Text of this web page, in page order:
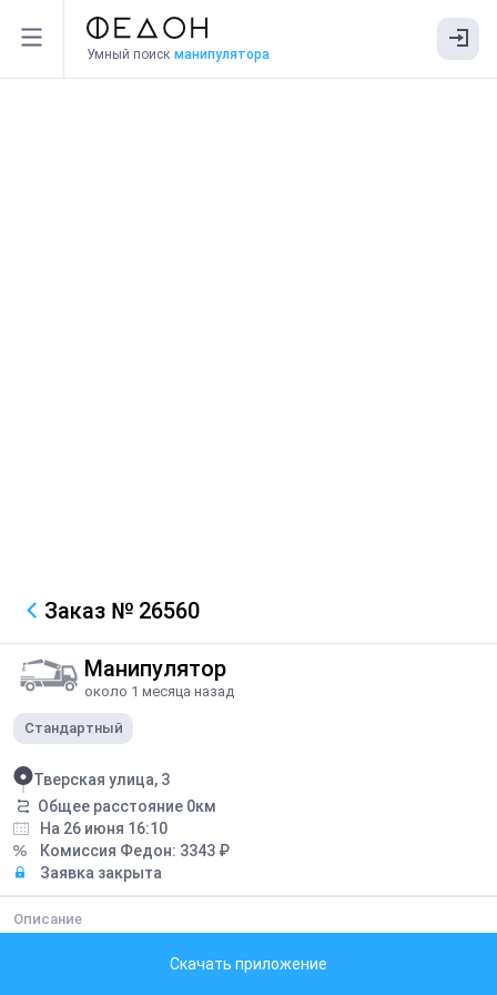
Умный поиск манипулятора
Заказ № 26560
Манипулятор
около 1 месяца назад
Стандартный
Тверская улица, 3
Общее расстояние 0км
На 26 июня 16:10
Комиссия Федон: 3343 ₽
Заявка закрыта
Описание
Скачать приложение